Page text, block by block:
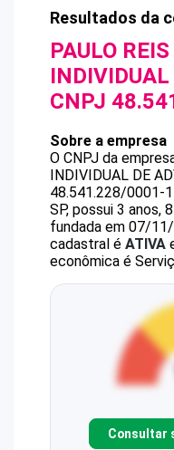
Resultados da
PAULO
CNPJ
Sobre a empresa
O CNPJ da
INDIVIDUAL DE
48.541.228/0001-
SP, possui 3 anos,
fundada em 07/
cadastral é ATIVA
econômica é
Consultar